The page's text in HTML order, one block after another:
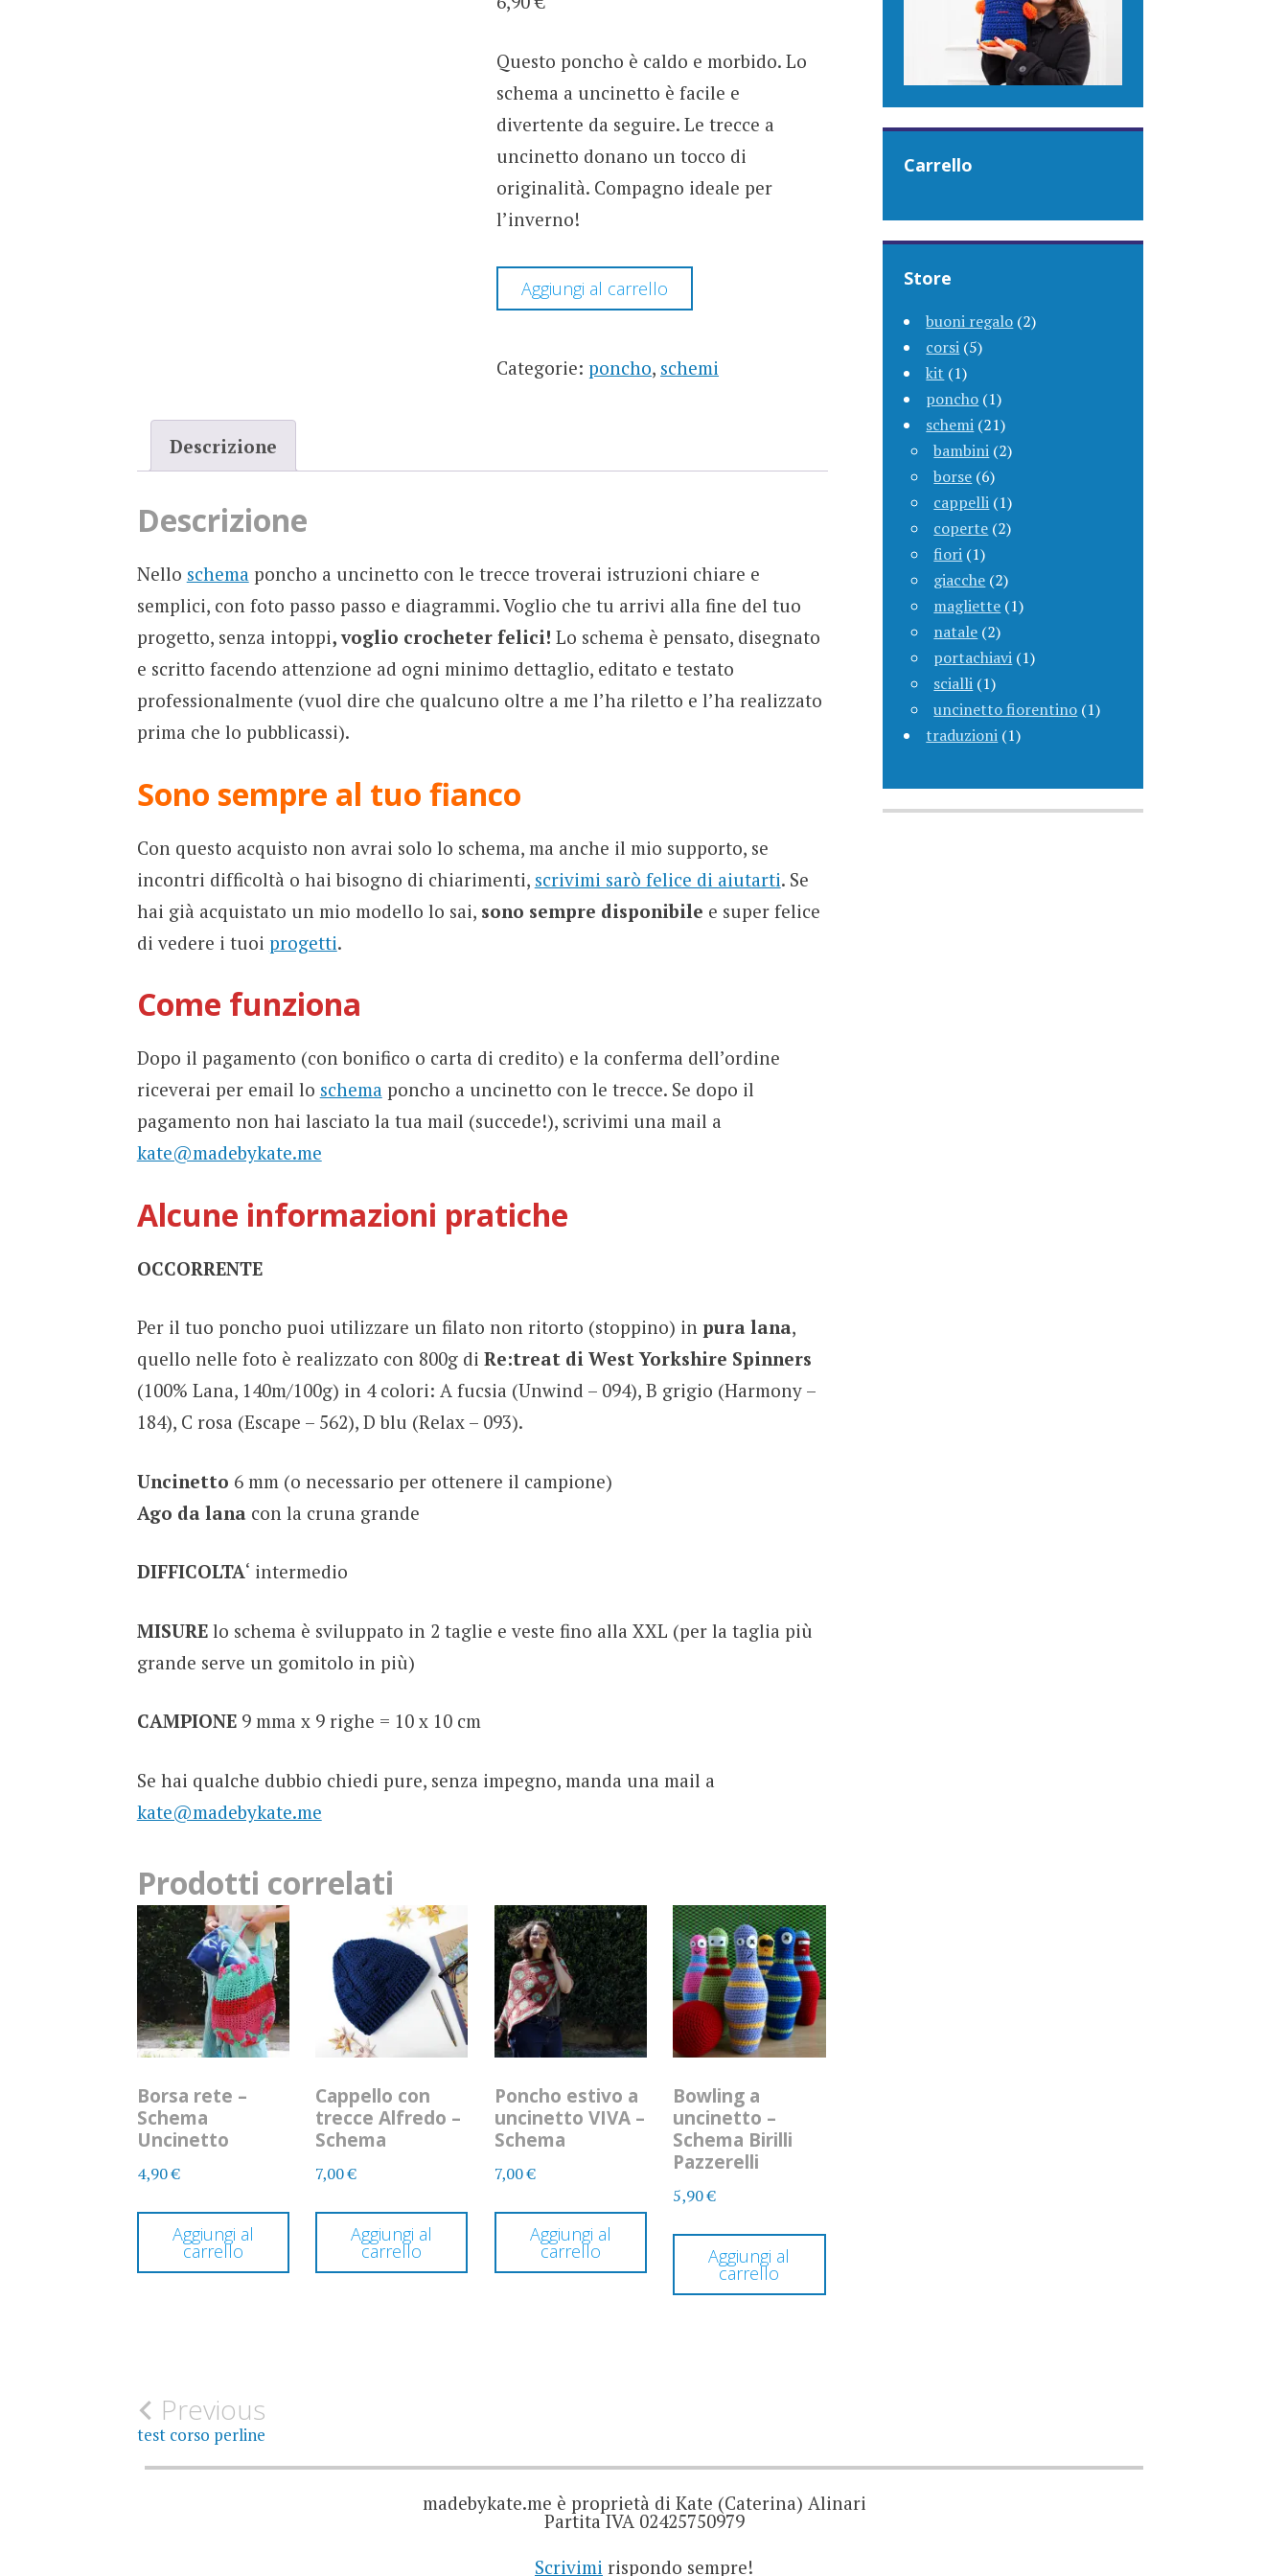
Questo poncho è caldo e morbido. Lo
schema a uncinetto è facile e
divertente da seguire. Le trecce a
uncinetto donano un tocco di
originalità. Compagno ideale per
l’inverno!
PONCHO
SCHEMA
Aggiungi al carrello
Categorie:poncho, schemi
Descrizione
Descrizione
Nello schemaponcho a uncinetto con le trecce troverai istruzioni chiare e
semplici, con foto passo passo e diagrammi. Voglio che tu arrivi alla fine del tuo
progetto, senza intoppi, voglio crocheter felici! Lo schema è pensato, disegnato
e scritto facendo attenzione ad ogni minimo dettaglio, editato e testato
professionalmente (vuol dire che qualcuno oltre a me l’ha riletto e l’ha realizzato
prima che lo pubblicassi).
Sono sempre al tuo fianco
Con questo acquisto non avrai solo lo schema, ma anche il mio supporto, se
incontri difficoltà o hai bisogno di chiarimenti, scrivimi sarò felice di aiutarti. Se
hai già acquistato un mio modello lo sai, sono sempre disponibile e super felice
di vedere i tuoi progetti.
Come funziona
Dopo il pagamento (con bonifico o carta di credito) e la conferma dell’ordine
riceverai per email lo schemaponcho a uncinetto con le trecce. Se dopo il
pagamento non hai lasciato la tua mail (succede!), scrivimi una mail a
kate@madebykate.me
Alcune informazioni pratiche
OCCORRENTE
Per il tuo poncho puoi utilizzare un filato non ritorto (stoppino) in pura lana,
quello nelle foto è realizzato con 800g di Re:treat di West Yorkshire Spinners
(100% Lana, 140m/100g) in 4 colori: A fucsia (Unwind – 094), B grigio (Harmony –
184), C rosa (Escape – 562), D blu (Relax – 093).
Uncinetto 6 mm (o necessario per ottenere il campione)
Ago da lana con la cruna grande
DIFFICOLTA‘ intermedio
MISURElo schema è sviluppato in 2 taglie e veste fino alla XXL (per la taglia più
grande serve un gomitolo in più)
CAMPIONE9 mma x 9 righe = 10 x 10 cm
Se hai qualche dubbio chiedi pure, senza impegno, manda una mail a
kate@madebykate.me
Prodotti correlati
Borsa rete –
Schema
Uncinetto
4,90€
Aggiungi al
carrello
Cappello con
trecce Alfredo –
Schema
7,00€
Aggiungi al
carrello
Poncho estivo a
uncinetto VIVA –
Schema
7,00€
Aggiungi al
carrello
Bowling a
uncinetto –
Schema Birilli
Pazzerelli
5,90€
Aggiungi al
carrello
Post
navigation
Previous
test corso perline
Carrello
Store
buoni regalo (2)
corsi (5)
kit (1)
poncho (1)
schemi (21)
bambini (2)
borse (6)
cappelli (1)
coperte (2)
fiori (1)
giacche (2)
magliette (1)
natale (2)
portachiavi (1)
scialli (1)
uncinetto fiorentino (1)
traduzioni (1)
madebykate.me è proprietà di Kate (Caterina) Alinari
Partita IVA 02425750979
Scrivimi rispondo sempre!